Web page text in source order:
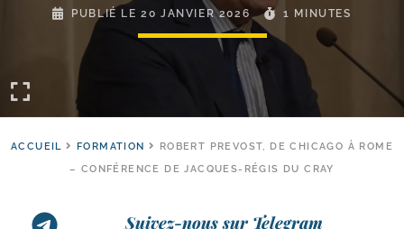
PUBLIÉ LE20 JANVIER 2026 1 MINUTES
ACCUEIL FORMATION
ROBERT PREVOST, DE CHICAGO À ROME
– CONFÉRENCE DE JACQUES-RÉGIS DU CRAY
Suivez-nous sur Telegram